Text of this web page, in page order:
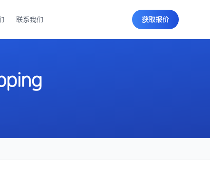
联系我们 获取报价